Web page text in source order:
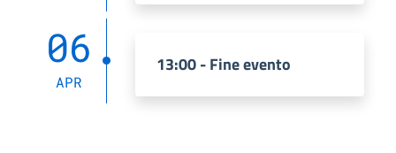
06
APR
13:00 - Fine evento